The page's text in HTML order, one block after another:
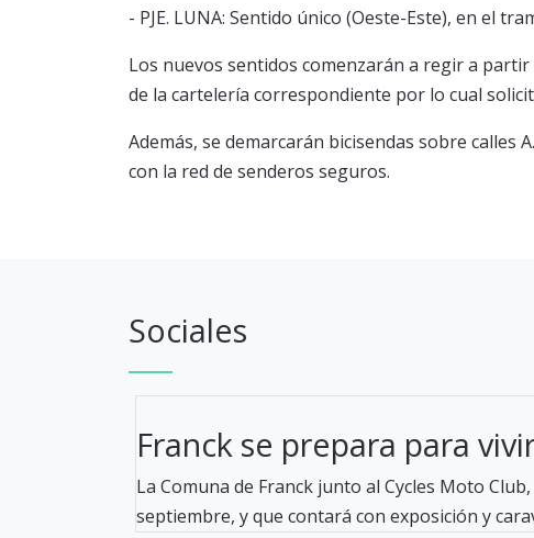
- PJE. LUNA: Sentido único (Oeste-Este), en el
Los nuevos sentidos comenzarán a regir a
de la cartelería correspondiente por lo cual
Además, se demarcarán bicisendas sobre calles
con la red de senderos seguros.
Sociales
Franck se prepara para
La Comuna de Franck junto al Cycles Moto
septiembre, y que contará con exposición y